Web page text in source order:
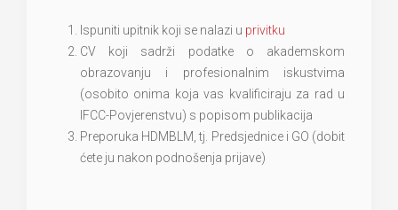
Ispuniti upitnik koji se nalazi u privitku
CV koji sadrži podatke o akademskom
obrazovanju i profesionalnim iskustvima
(osobito onima koja vas kvalificiraju za rad u
IFCC-Povjerenstvu) s popisom publikacija
Preporuka HDMBLM, tj. Predsjednice i GO (dobit
ćete ju nakon podnošenja prijave)